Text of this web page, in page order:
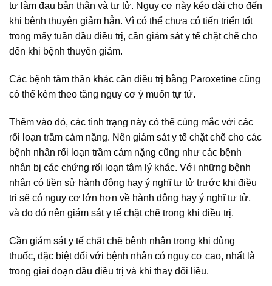
tự làm đau bản thân và tự tử. Nguy cơ này kéo dài cho đến
khi bệnh thuyên giảm hẳn. Vì có thể chưa có tiến triển tốt
trong mấy tuần đầu điều trị, cần giám sát y tế chặt chẽ cho
đến khi bệnh thuyên giảm.
Các bệnh tâm thần khác cần điều trị bằng Paroxetine cũng
có thể kèm theo tăng nguy cơ ý muốn tự tử.
Thêm vào đó, các tình trạng này có thể cùng mắc với các
rối loạn trầm cảm nặng. Nên giám sát y tế chặt chẽ cho các
bệnh nhân rối loạn trầm cảm nặng cũng như các bệnh
nhân bị các chứng rối loạn tâm lý khác. Với những bệnh
nhân có tiền sử hành động hay ý nghĩ tự tử trước khi điều
trị sẽ có nguy cơ lớn hơn về hành động hay ý nghĩ tự tử,
và do đó nên giám sát y tế chặt chẽ trong khi điều trị.
Cần giám sát y tế chặt chẽ bệnh nhân trong khi dùng
thuốc, đặc biệt đối với bệnh nhân có nguy cơ cao, nhất là
trong giai đoạn đầu điều trị và khi thay đổi liều.